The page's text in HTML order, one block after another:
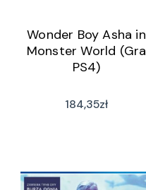
Wonder Boy Asha in
Monster World (Gra
PS4)
184,35zł